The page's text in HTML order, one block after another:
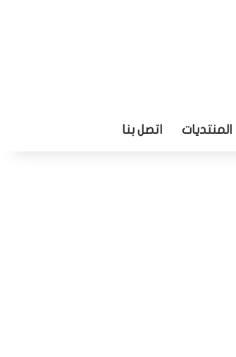
المنتديات اتصل بنا